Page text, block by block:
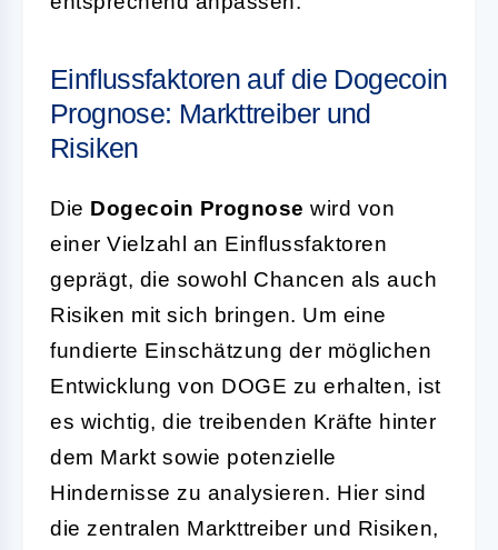
Einflussfaktoren auf die Dogecoin
Prognose: Markttreiber und
Risiken
Die Dogecoin Prognose wird von
einer Vielzahl an Einflussfaktoren
geprägt, die sowohl Chancen als auch
Risiken mit sich bringen. Um eine
fundierte Einschätzung der möglichen
Entwicklung von DOGE zu erhalten, ist
es wichtig, die treibenden Kräfte hinter
dem Markt sowie potenzielle
Hindernisse zu analysieren. Hier sind
die zentralen Markttreiber und Risiken,